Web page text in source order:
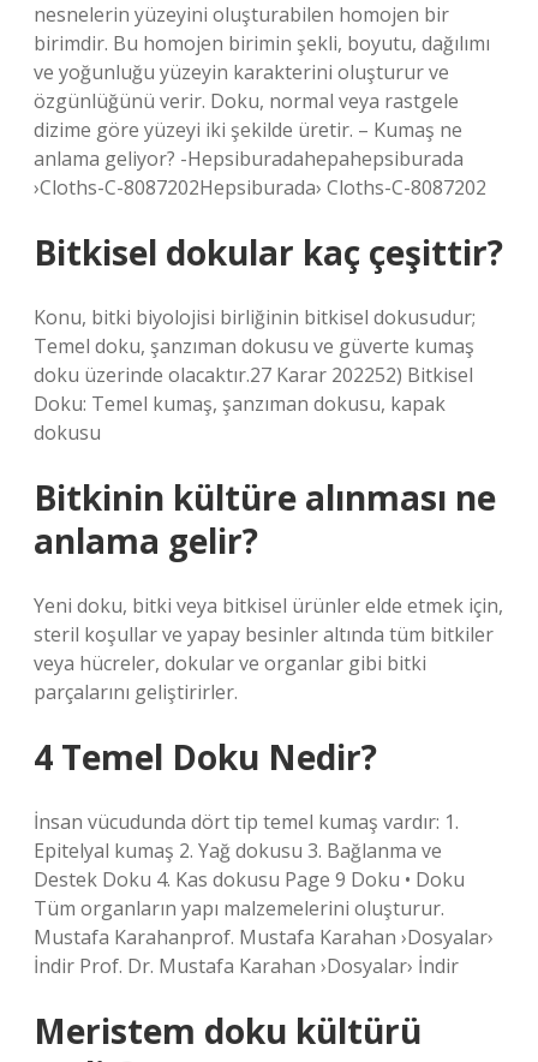
nesnelerin yüzeyini oluşturabilen homojen bir
birimdir. Bu homojen birimin şekli, boyutu, dağılımı
ve yoğunluğu yüzeyin karakterini oluşturur ve
özgünlüğünü verir. Doku, normal veya rastgele
dizime göre yüzeyi iki şekilde üretir. – Kumaş ne
anlama geliyor? -Hepsiburadahepahepsiburada
›Cloths-C-8087202Hepsiburada› Cloths-C-8087202
Bitkisel dokular kaç çeşittir?
Konu, bitki biyolojisi birliğinin bitkisel dokusudur;
Temel doku, şanzıman dokusu ve güverte kumaş
doku üzerinde olacaktır.27 Karar 202252) Bitkisel
Doku: Temel kumaş, şanzıman dokusu, kapak
dokusu
Bitkinin kültüre alınması ne
anlama gelir?
Yeni doku, bitki veya bitkisel ürünler elde etmek için,
steril koşullar ve yapay besinler altında tüm bitkiler
veya hücreler, dokular ve organlar gibi bitki
parçalarını geliştirirler.
4 Temel Doku Nedir?
İnsan vücudunda dört tip temel kumaş vardır: 1.
Epitelyal kumaş 2. Yağ dokusu 3. Bağlanma ve
Destek Doku 4. Kas dokusu Page 9 Doku • Doku
Tüm organların yapı malzemelerini oluşturur.
Mustafa Karahanprof. Mustafa Karahan ›Dosyalar›
İndir Prof. Dr. Mustafa Karahan ›Dosyalar› İndir
Meristem doku kültürü